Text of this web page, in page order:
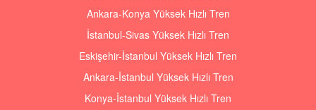
Ankara-Konya Yüksek Hızlı Tren
İstanbul-Sivas Yüksek Hızlı Tren
Eskişehir-İstanbul Yüksek Hızlı Tren
Ankara-İstanbul Yüksek Hızlı Tren
Konya-İstanbul Yüksek Hızlı Tren